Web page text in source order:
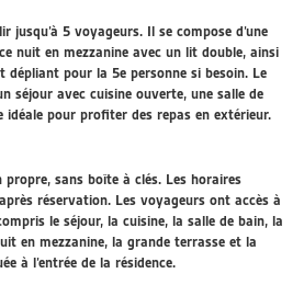
jusqu’à 5 voyageurs. Il se compose d’une
nuit en mezzanine avec un lit double, ainsi
dépliant pour la 5e personne si besoin. Le
séjour avec cuisine ouverte, une salle de
pour profiter des repas en extérieur.
propre, sans boîte à clés. Les horaires
réservation. Les voyageurs ont accès à
le séjour, la cuisine, la salle de bain, la
en mezzanine, la grande terrasse et la
à l’entrée de la résidence.